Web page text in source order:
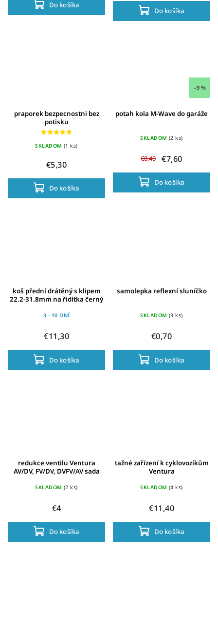
Do košíka
Do košíka
praporek bezpecnostni bez
potisku
SKLADOM (1 ks)
€5,30
Do košíka
–9 %
potah kola M-Wave do garáže
SKLADOM (2 ks)
€8,40 €7,60
Do košíka
koš přední drátěný s klipem
22.2-31.8mm na řidítka černý
3 - 10 DNÍ
€11,30
Do košíka
samolepka reflexní sluníčko
SKLADOM (3 ks)
€0,70
Do košíka
redukce ventilu Ventura
AV/DV, FV/DV, DVFV/AV sada
SKLADOM (2 ks)
€4
Do košíka
tažné zařízení k cyklovozíkům
Ventura
SKLADOM (4 ks)
€11,40
Do košíka